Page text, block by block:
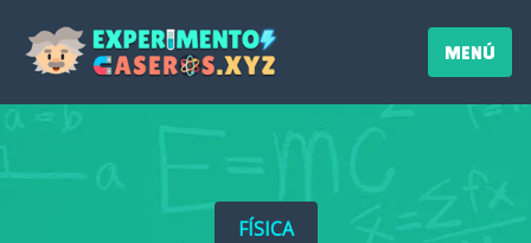
MENÚ
FÍSICA